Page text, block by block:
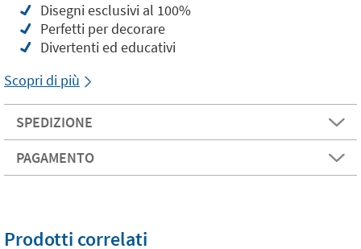
Disegni esclusivi al 100%
Perfetti per decorare
Divertenti ed educativi
Scopri di più
SPEDIZIONE
PAGAMENTO
Prodotti correlati